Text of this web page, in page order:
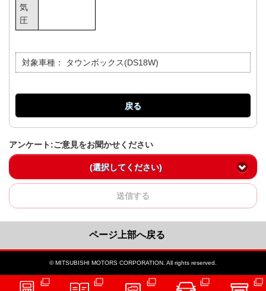
気
圧
対象車種： タウンボックス(DS18W)
戻る
アンケート:ご意見をお聞かせください
(選択してください)
送信する
ページ上部へ戻る
© MITSUBISHI MOTORS CORPORATION. All rights reserved.